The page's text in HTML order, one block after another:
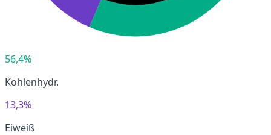
56,4%
Kohlenhydr.
13,3%
Eiweiß